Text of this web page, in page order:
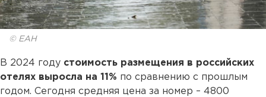
© ЕАН
В 2024 году стоимость размещения в российских
отелях выросла на 11% по сравнению с прошлым
годом. Сегодня средняя цена за номер – 4800